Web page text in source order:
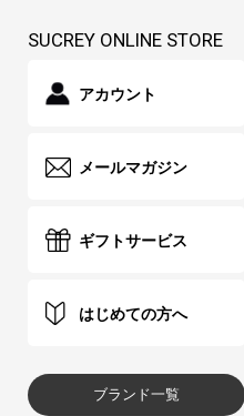
SUCREY ONLINE STORE
アカウント
メールマガジン
ギフトサービス
はじめての方へ
ブランド一覧